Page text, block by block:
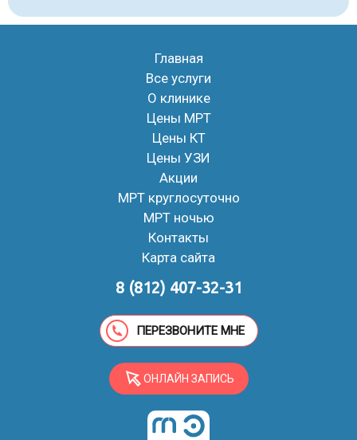
Главная
Все услуги
О клинике
Цены МРТ
Цены КТ
Цены УЗИ
Акции
МРТ круглосуточно
МРТ ночью
Контакты
Карта сайта
8 (812) 407-32-31
ПЕРЕЗВОНИТЕ МНЕ
ОНЛАЙН ЗАПИСЬ